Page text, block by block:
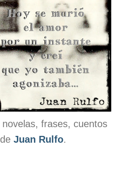
frases, cuentos
Juan Rulfo.